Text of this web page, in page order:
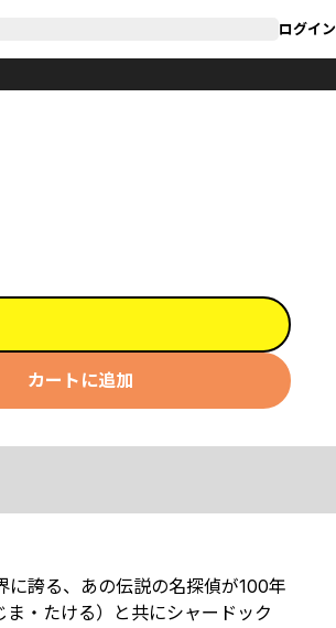
ログイン
カートに追加
誇る、あの伝説の名探偵が100年
・たける）と共にシャードック